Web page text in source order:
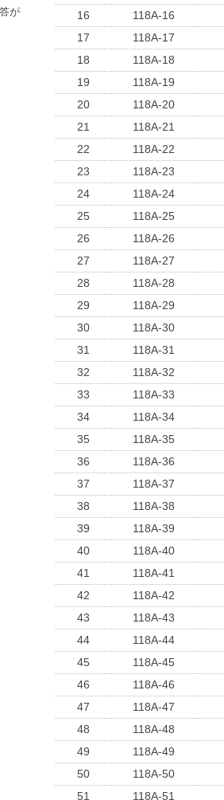
16
118A-16
17
118A-17
18
118A-18
19
118A-19
20
118A-20
21
118A-21
22 118A-22
23
118A-23
24
118A-24
25
118A-25
26 118A-26
27
118A-27
28
118A-28
29 118A-29
30
118A-30
31
118A-31
32
118A-32
33
118A-33
34 118A-34
35
118A-35
36
118A-36
37
118A-37
38
118A-38
39
118A-39
40 118A-40
41
118A-41
42
118A-42
43
118A-43
44 118A-44
45
118A-45
46
118A-46
47
118A-47
48
118A-48
49 118A-49
50
118A-50
51 118A-51
が